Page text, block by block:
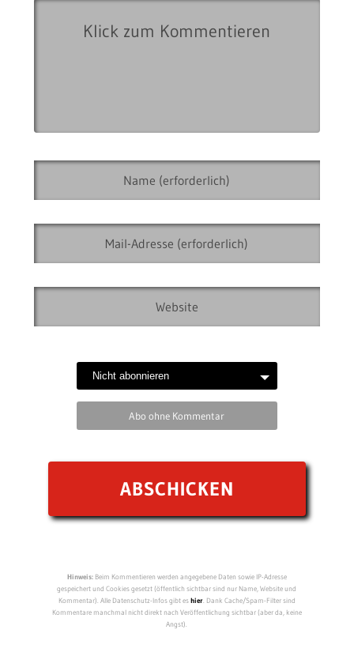
Abo ohne Kommentar
Hinweis:Beim Kommentieren werden angegebene Daten sowie IP-Adresse
gespeichert und Cookies gesetzt (öffentlich sichtbar sind nur Name, Website und
Kommentar). Alle Datenschutz-Infos gibt eshier. Dank Cache/Spam-Filter sind
Kommentare manchmal nicht direkt nach Veröffentlichung sichtbar (aber da, keine
Angst).